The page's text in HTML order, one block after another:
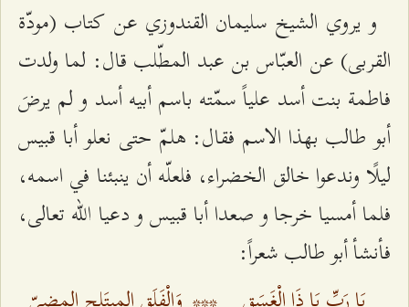
و يروي الشيخ سليمان القندوزي عن كتاب (مودّة
القربى) عن العبّاس بن عبد المطّلب قال: لما ولدت
فاطمة بنت أسد علياً سمّته باسم أبيه أسد و لم يرضَ
أبو طالب بهذا الاسم فقال: هلمّ حتى نعلو أبا قبيس
ليلًا وندعوا خالق الخضراء، فلعلّه أن ينبئنا في اسمه،
فلما أمسيا خرجا و صعدا أبا قبيس و دعيا الله تعالى،
فأنشأ أبو طالب شعراً: